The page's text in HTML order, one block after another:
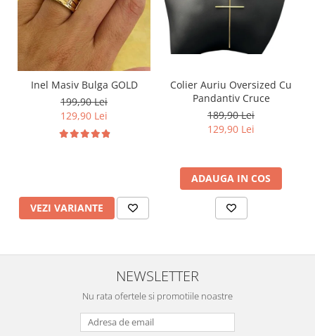
Inel Masiv Bulga GOLD
199,90 Lei
129,90 Lei
VEZI VARIANTE
Colier Auriu Oversized Cu
Pandantiv Cruce
189,90 Lei
129,90 Lei
ADAUGA IN COS
NEWSLETTER
Nu rata ofertele si promotiile noastre